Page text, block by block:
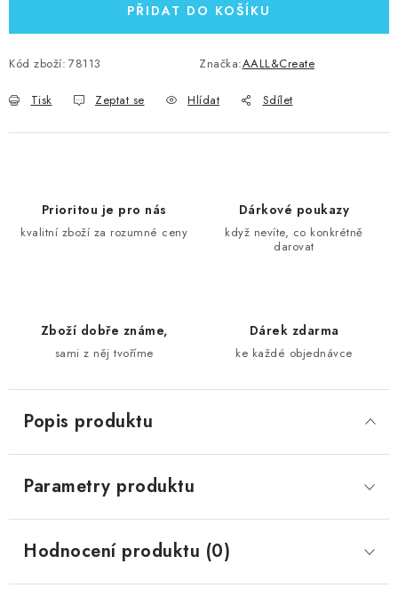
PŘIDAT DO KOŠÍKU
Kód zboží: 78113 Značka:AALL&Create
Tisk Zeptat se Hlídat Sdílet
Prioritou je pro nás
kvalitní zboží za rozumné ceny
Dárkové poukazy
když nevíte, co konkrétně
darovat
Zboží dobře známe,
sami z něj tvoříme
Dárek zdarma
ke každé objednávce
Popis produktu
Parametry produktu
Hodnocení produktu (0)